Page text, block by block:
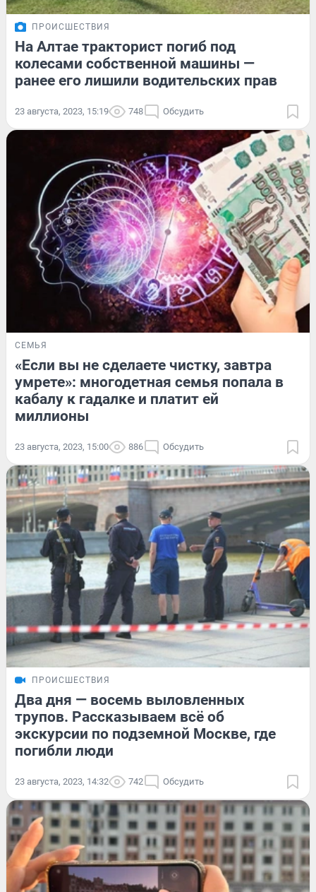
ПРОИСШЕСТВИЯ
На Алтае тракторист погиб под
колесами собственной машины —
ранее его лишили водительских прав
23 августа, 2023, 15:19 748 Обсудить
СЕМЬЯ
«Если вы не сделаете чистку, завтра
умрете»: многодетная семья попала в
кабалу к гадалке и платит ей
миллионы
23 августа, 2023, 15:00 886 Обсудить
ПРОИСШЕСТВИЯ
Два дня — восемь выловленных
трупов. Рассказываем всё об
экскурсии по подземной Москве, где
погибли люди
23 августа, 2023, 14:32 742 Обсудить